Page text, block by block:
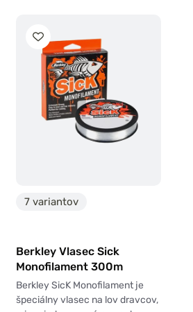
7 variantov
Berkley Vlasec Sick
Monofilament 300m
Berkley SicK Monofilament je
špeciálny vlasec na lov dravcov,